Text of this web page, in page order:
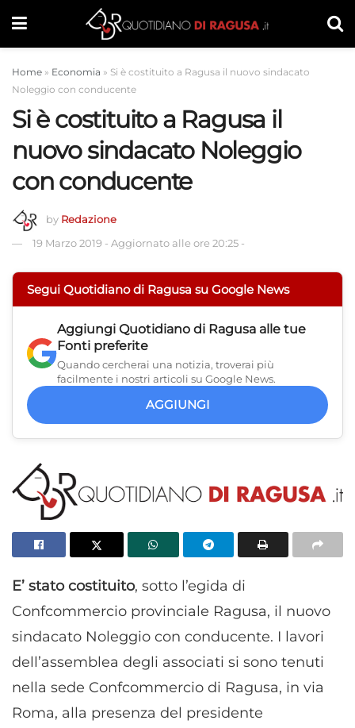
Home » Economia » Si è costituito a Ragusa il nuovo sindacato
Noleggio con conducente
Si è costituito a Ragusa il
nuovo sindacato Noleggio
con conducente
by Redazione
19 Marzo 2019 - Aggiornato alle ore 20:25 -
Segui Quotidiano di Ragusa su Google News
Aggiungi Quotidiano di Ragusa alle tue
Fonti preferite
Quando cercherai una notizia, troverai più
facilmente i nostri articoli su Google News.
AGGIUNGI
E’ stato costituito, sotto l’egida di
Confcommercio provinciale Ragusa, il nuovo
sindacato Noleggio con conducente. I lavori
dell’assemblea degli associati si sono tenuti
nella sede Confcommercio di Ragusa, in via
Roma, alla presenza del presidente